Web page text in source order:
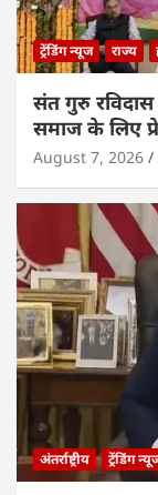
ट्रेंडिंग न्यूज राज्य
संत गुरु
समाज के लिए
August 7, 2026
अंतर्राष्ट्रीय ट्रेंडिंग